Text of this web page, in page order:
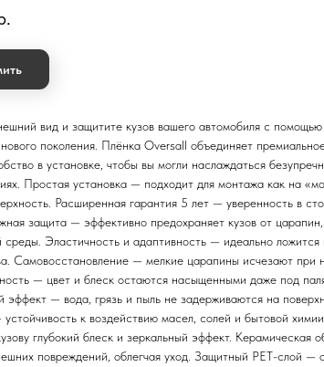
вид и защитите кузов вашего автомобиля с
поколения. Плёнка Oversall объединяет
в установке, чтобы вы могли наслаждаться
Простая установка — подходит для монтажа как на
Расширенная гарантия 5 лет — уверенность в
защита — эффективно предохраняет кузов от царапин,
среды. Эластичность и адаптивность — идеально
Самовосстановление — мелкие царапины исчезают при
— цвет и блеск остаются насыщенными даже под
эффект — вода, грязь и пыль не задерживаются на
к воздействию масел, солей и бытовой
глубокий блеск и зеркальный эффект. Керамическая
повреждений, облегчая уход. Защитный PET-слой —